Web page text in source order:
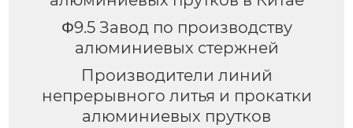
Φ9.5 Завод по производству
алюминиевых стержней
Производители линий
непрерывного литья и прокатки
алюминиевых прутков